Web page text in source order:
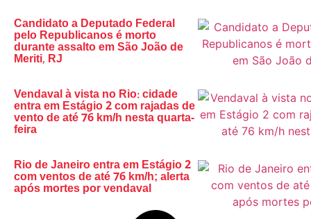
Candidato a Deputado Federal
pelo Republicanos é morto
durante assalto em São João de
Meriti, RJ
Vendaval à vista no Rio: cidade
entra em Estágio 2 com rajadas de
vento de até 76 km/h nesta quarta-
feira
Rio de Janeiro entra em Estágio 2
com ventos de até 76 km/h; alerta
após mortes por vendaval